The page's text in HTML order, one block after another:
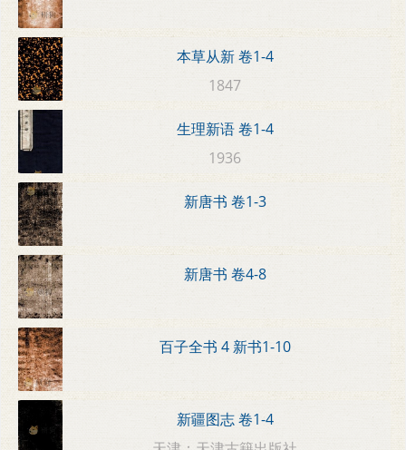
本草从新 卷1-4
1847
生理新语 卷1-4
1936
新唐书 卷1-3
新唐书 卷4-8
百子全书 4 新书1-10
新疆图志 卷1-4